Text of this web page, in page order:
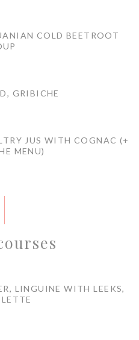
COLD BEETROOT
GRIBICHE
JUS WITH COGNAC (+
MENU)
LINGUINE WITH LEEKS,